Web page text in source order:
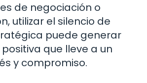
de negociación o
utilizar el silencio de
puede generar
que lleve a un
y compromiso.